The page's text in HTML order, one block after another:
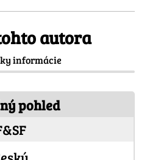
autora
informácie
pohled